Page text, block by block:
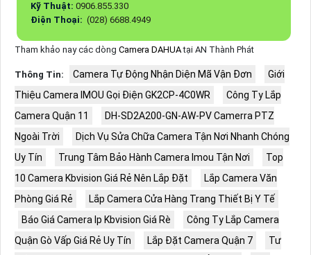
Kỹ Thuật: 0906.855.330
Điện Thoại: (028) 6688.4949
Tham khảo nay các dòng Camera DAHUAtại AN Thành Phát
Thông Tin: Camera Tự Động Nhận Diện Mã Vận Đơn
Giới
Thiệu Camera IMOU Gọi Điện GK2CP-4C0WR
Công Ty Lắp
Camera Quận 11
DH-SD2A200-GN-AW-PV Camerra PTZ
Ngoài Trời
Dịch Vụ Sửa Chữa Camera Tận Nơi Nhanh Chóng
Uy Tín
Trung Tâm Bảo Hành Camera Imou Tận Nơi
Top
10 Camera Kbvision Giá Rẻ Nên Lắp Đặt
Lắp Camera Văn
Phòng Giá Rẻ
Lắp Camera Cửa Hàng Trang Thiết Bị Y Tế
Báo Giá Camera Ip Kbvision Giá Rè
Công Ty Lắp Camera
Quận Gò Vấp Giá Rẻ Uy Tín
Lắp Đặt Camera Quận 7
Tư